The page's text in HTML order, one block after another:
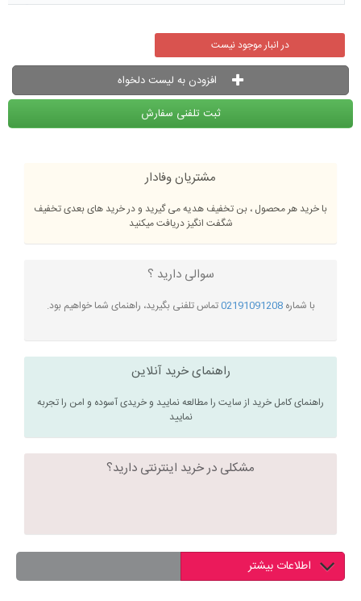
در انبار موجود نیست
افزودن به لیست دلخواه
ثبت تلفنی سفارش
مشتریان وفادار
با خرید هر محصول ، بن تخفیف هدیه می گیرید و در خرید های بعدی تخفیف
شگفت انگیز دریافت میکنید
سوالی دارید ؟
با شماره02191091208تماس تلفنی بگیرید، راهنمای شما خواهیم بود.
راهنمای خرید آنلاین
راهنمای کامل خرید از سایت را مطالعه نمایید و خریدی آسوده و امن را تجربه
نمایید
مشکلی در خرید اینترنتی دارید؟
اطلاعات بیشتر